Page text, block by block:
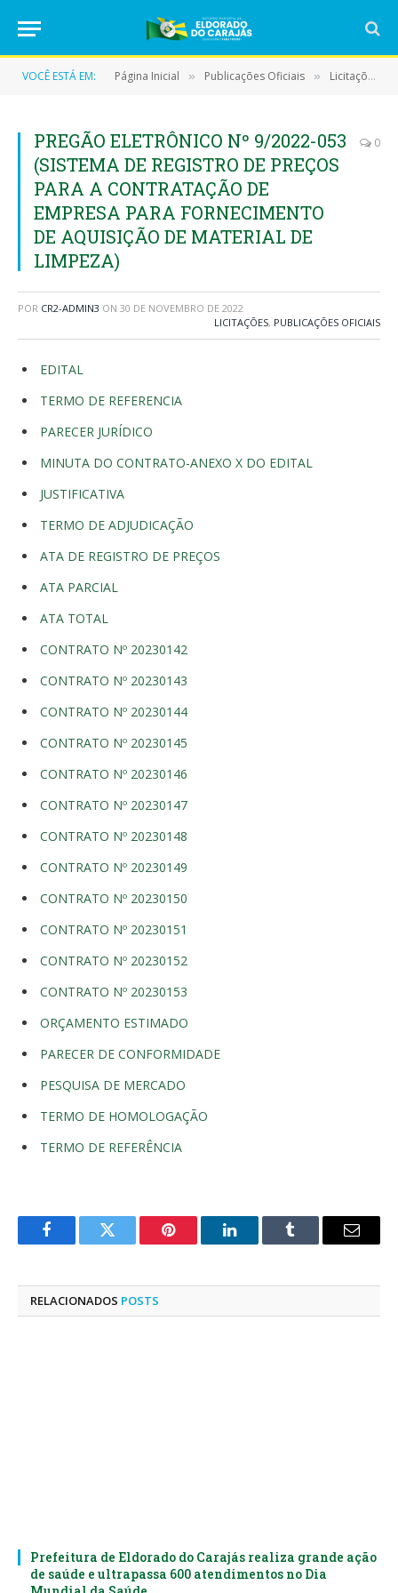
VOCÊ ESTÁ EM: Página Inicial » Publicações Oficiais » Licitações
PREGÃO ELETRÔNICO Nº 9/2022-053
(SISTEMA DE REGISTRO DE PREÇOS
PARA A CONTRATAÇÃO DE
EMPRESA PARA FORNECIMENTO
DE AQUISIÇÃO DE MATERIAL DE
LIMPEZA)
0
POR CR2-ADMIN3 ON 30 DE NOVEMBRO DE 2022
LICITAÇÕES, PUBLICAÇÕES OFICIAIS
EDITAL
TERMO DE REFERENCIA
PARECER JURÍDICO
MINUTA DO CONTRATO-ANEXO X DO EDITAL
JUSTIFICATIVA
TERMO DE ADJUDICAÇÃO
ATA DE REGISTRO DE PREÇOS
ATA PARCIAL
ATA TOTAL
CONTRATO Nº 20230142
CONTRATO Nº 20230143
CONTRATO Nº 20230144
CONTRATO Nº 20230145
CONTRATO Nº 20230146
CONTRATO Nº 20230147
CONTRATO Nº 20230148
CONTRATO Nº 20230149
CONTRATO Nº 20230150
CONTRATO Nº 20230151
CONTRATO Nº 20230152
CONTRATO Nº 20230153
ORÇAMENTO ESTIMADO
PARECER DE CONFORMIDADE
PESQUISA DE MERCADO
TERMO DE HOMOLOGAÇÃO
TERMO DE REFERÊNCIA
FacebookTwitter Pinterest LinkedInTumblr
E-
RELACIONADOS POSTS
Prefeitura de Eldorado do Carajás realiza grande ação
de saúde e ultrapassa 600 atendimentos no Dia